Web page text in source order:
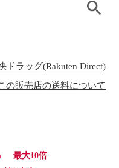
ドラッグ(Rakuten Direct)
の販売店の送料について
最大10倍